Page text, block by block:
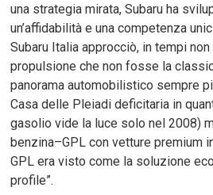
una strategia mirata, Subaru ha
un’affidabilità e una competenza
Subaru Italia approcciò, in tempi
propulsione che non fosse la
panorama automobilistico sempre
Casa delle Pleiadi deficitaria in
gasolio vide la luce solo nel 2008)
benzina–GPL con vetture premium
GPL era visto come la soluzione
profile”.